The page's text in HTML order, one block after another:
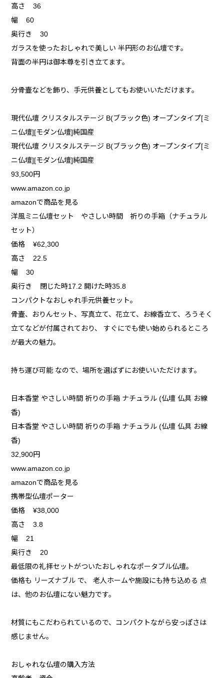
高さ 36
幅 60
奥行き 30
ガラスを使ったおしゃれで美しい 半円形のお仏壇です。
背面の半円は御本尊を引き立てます。
分骨壷などを飾り、手元供養としてもお使いいただけます。
現代仏壇 クリスタルステージ B(ブラック色) オープンタイプ[ミ
ニ仏壇][モダン仏壇]純国産
現代仏壇 クリスタルステージ B(ブラック色) オープンタイプ[ミ
ニ仏壇][モダン仏壇]純国産
93,500円
www.amazon.co.jp
amazonで商品を見る
洋風ミニ仏壇セット やさしい時間 祈りの手箱（ナチュラル
セット）
価格 ¥62,300
高さ 22.5
幅 30
奥行き 閉じた時17.2 開けた時35.8
コンパクトなおしゃれ手元供養セット。
骨壷、おりんセット、写真立て、花立て、お線香立て、ろうそく
立てなどが付属されており、 すぐにでも使い始められるところ
が最大の魅力。
持ち運び可能 なので、場所を選ばずにお使いいただけます。
日本香堂 やさしい時間 祈りの手箱 ナチュラル (仏壇 仏具 お線
香)
日本香堂 やさしい時間 祈りの手箱 ナチュラル (仏壇 仏具 お線
香)
32,900円
www.amazon.co.jp
amazonで商品を見る
携帯型仏壇ポーター
価格 ¥38,000
高さ 3.8
幅 21
奥行き 20
最低限の礼拝セットがついたおしゃれなポータブル仏壇。
価格も リーズナブル で、 老人ホームや施設にも持ち込める 点
は、他のお仏壇にない魅力です。
材質にもこだわられているので、コンパクトながら安っぽさは
感じません。
おしゃれな仏壇の購入方法